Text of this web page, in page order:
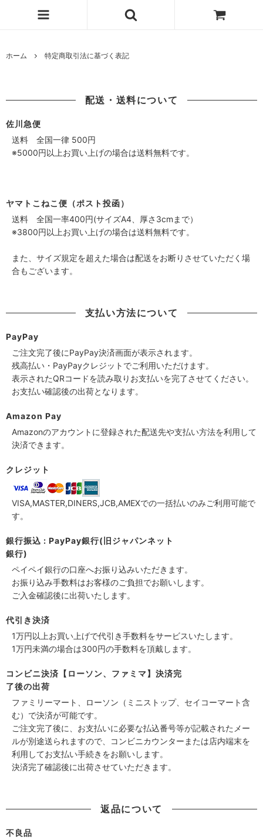
ホーム 特定商取引法に基づく表記
配送・送料について
佐川急便
送料 全国一律 500円
※5000円以上お買い上げの場合は送料無料です。
ヤマトこねこ便（ポスト投函）
送料 全国一率400円(サイズA4、厚さ3cmまで）
※3800円以上お買い上げの場合は送料無料です。
また、サイズ規定を超えた場合は配送をお断りさせていただく場
合もございます。
支払い方法について
PayPay
ご注文完了後にPayPay決済画面が表示されます。
残高払い・PayPayクレジットでご利用いただけます。
表示されたQRコードを読み取りお支払いを完了させてください。
お支払い確認後の出荷となります。
Amazon Pay
Amazonのアカウントに登録された配送先や支払い方法を利用して
決済できます。
クレジット
VISA,MASTER,DINERS,JCB,AMEXでの一括払いのみご利用可能で
す。
銀行振込 : PayPay銀行(旧ジャパンネット
銀行)
ペイペイ銀行の口座へお振り込みいただきます。
お振り込み手数料はお客様のご負担でお願いします。
ご入金確認後に出荷いたします。
代引き決済
1万円以上お買い上げで代引き手数料をサービスいたします。
1万円未満の場合は300円の手数料を頂戴します。
コンビニ決済【ローソン、ファミマ】決済完
了後の出荷
ファミリーマート、ローソン（ミニストップ、セイコーマート含
む）で決済が可能です。
ご注文完了後に、お支払いに必要な払込番号等が記載されたメー
ルが別途送られますので、コンビニカウンターまたは店内端末を
利用してお支払い手続きをお願いします。
決済完了確認後に出荷させていただきます。
返品について
不良品